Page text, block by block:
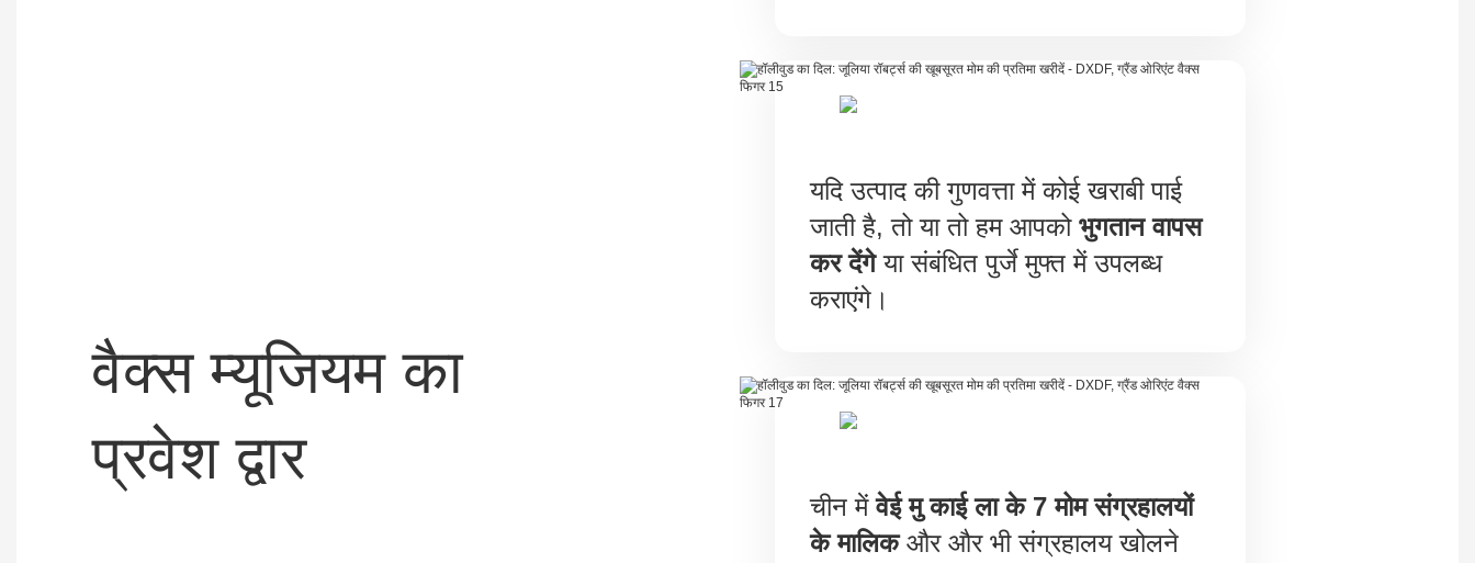
वैक्स म्यूजियम का
प्रवेश द्वार
यदि उत्पाद की गुणवत्ता में कोई खराबी पाई
जाती है, तो या तो हम आपको भुगतान वापस
कर देंगेया संबंधित पुर्जे मुफ्त में उपलब्ध
कराएंगे।
चीन मेंवेई मु काई ला के 7 मोम संग्रहालयों
के मालिकऔर और भी संग्रहालय खोलने